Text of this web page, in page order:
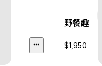
野餐趣
$1,950